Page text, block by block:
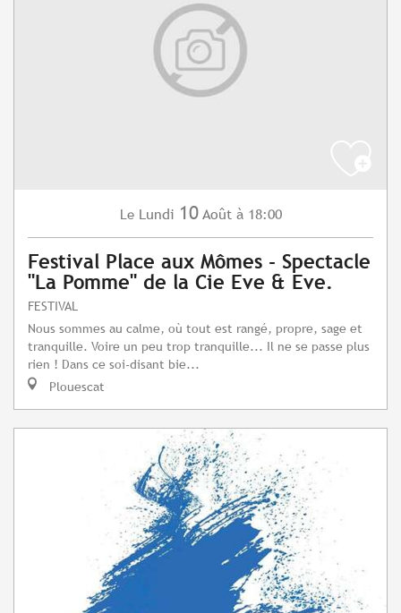
Le Lundi 10 Août à 18:00
Festival Place aux Mômes - Spectacle
"La Pomme" de la Cie Eve & Eve.
FESTIVAL
Nous sommes au calme, où tout est rangé, propre, sage et
tranquille. Voire un peu trop tranquille... Il ne se passe plus
rien ! Dans ce soi-disant bie...
Plouescat